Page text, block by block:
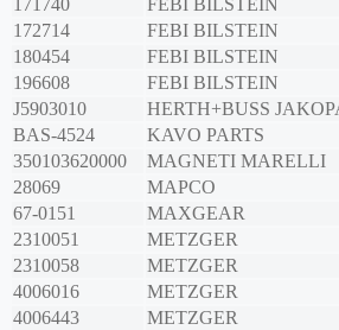
171740
FEBI BILSTEIN
172714
FEBI BILSTEIN
180454
FEBI BILSTEIN
196608
FEBI BILSTEIN
J5903010
HERTH+BUSS
BAS-4524
KAVO PARTS
350103620000
MAGNETI MARELLI
28069
MAPCO
67-0151
MAXGEAR
2310051
METZGER
2310058
METZGER
4006016
METZGER
4006443
METZGER